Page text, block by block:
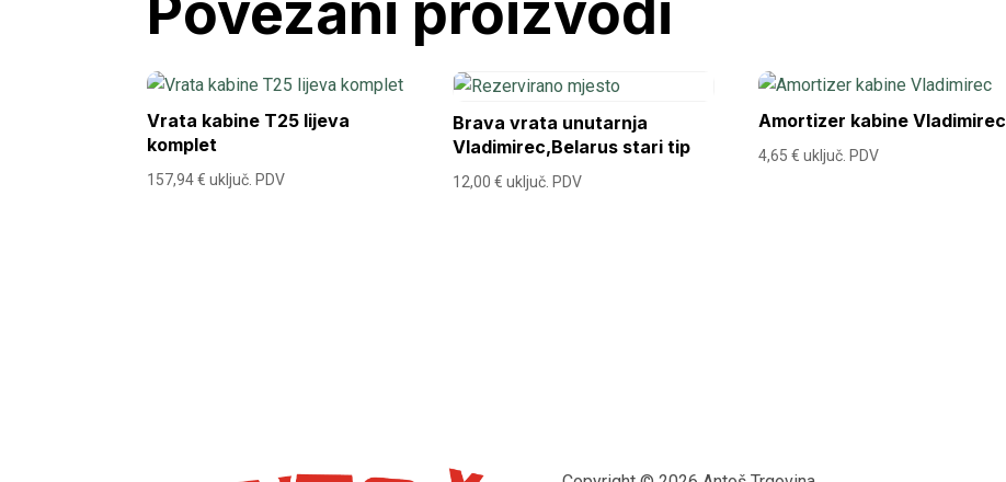
Povezani proizvodi
Vrata kabine T25 lijeva
komplet
157,94€ uključ. PDV
Brava vrata unutarnja
Vladimirec,Belarus stari tip
12,00€ uključ. PDV
Amortizer kabine Vladimirec
4,65€ uključ. PDV